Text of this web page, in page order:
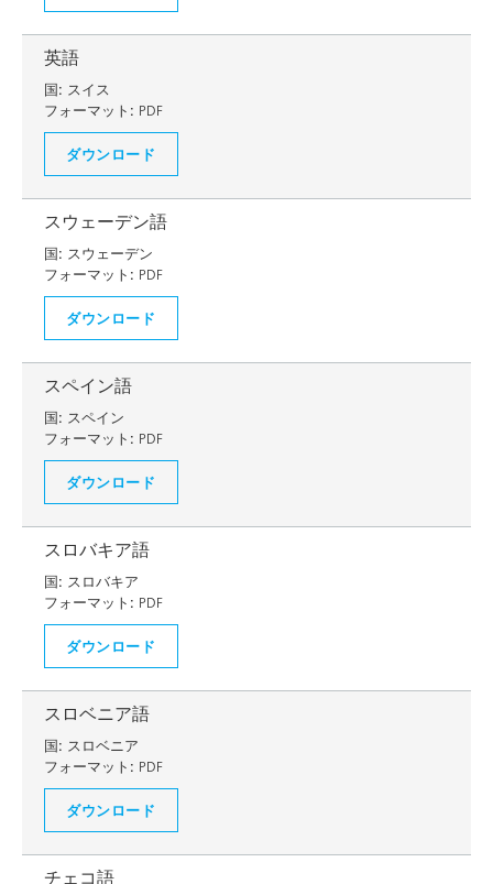
英語
国: スイス
フォーマット: PDF
ダウンロード
スウェーデン語
国: スウェーデン
フォーマット: PDF
ダウンロード
スペイン語
国: スペイン
フォーマット: PDF
ダウンロード
スロバキア語
国: スロバキア
フォーマット: PDF
ダウンロード
スロベニア語
国: スロベニア
フォーマット: PDF
ダウンロード
チェコ語